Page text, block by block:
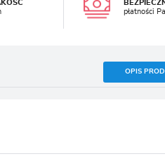
płatności
OPIS